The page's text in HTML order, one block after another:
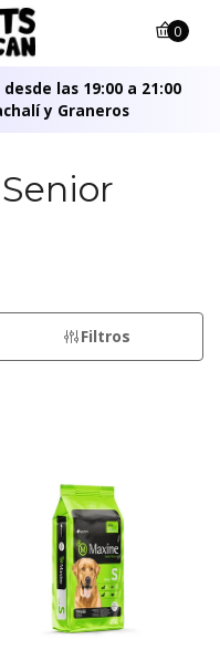
las 19:00 a 21:00
y Graneros
0
Filtros